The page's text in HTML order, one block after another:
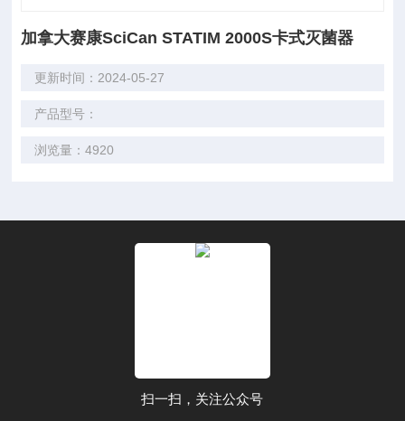
加拿大赛康SciCan STATIM 2000S卡式灭菌器
更新时间：2024-05-27
产品型号：
浏览量：4920
扫一扫，关注公众号